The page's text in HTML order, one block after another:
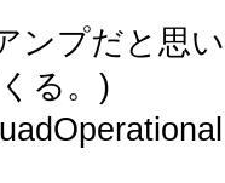
ンプだと思
る。)